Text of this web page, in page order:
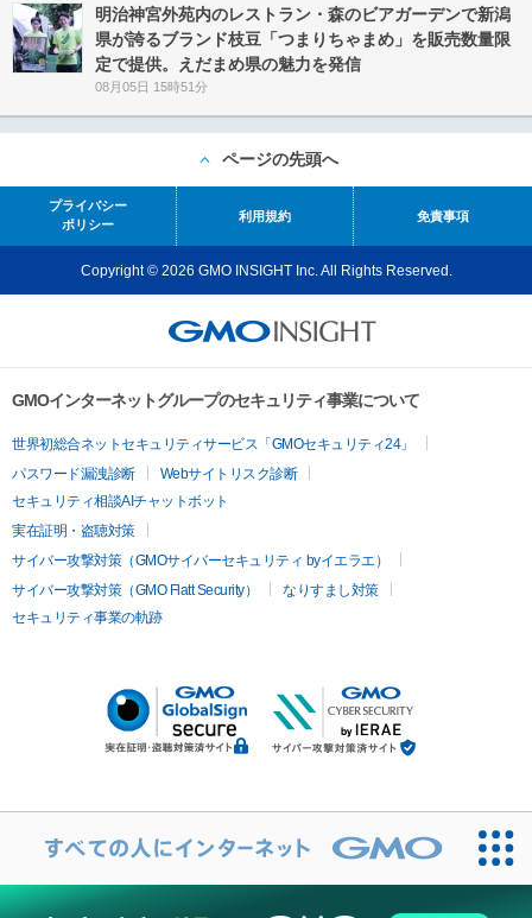
明治神宮外苑内のレストラン・森のビアガーデンで新潟
県が誇るブランド枝豆「つまりちゃまめ」を販売数量限
定で提供。えだまめ県の魅力を発信
08月05日 15時51分
ページの先頭へ
プライバシー
ポリシー
利用規約 免責事項
Copyright © 2026 GMO INSIGHT Inc. All Rights Reserved.
GMOインターネットグループのセキュリティ事業について
世界初総合ネットセキュリティサービス「GMOセキュリティ24」
パスワード漏洩診断
Webサイトリスク診断
セキュリティ相談AIチャットボット
実在証明・盗聴対策
サイバー攻撃対策（GMOサイバーセキュリティ byイエラエ）
サイバー攻撃対策（GMO Flatt Security）
なりすまし対策
セキュリティ事業の軌跡